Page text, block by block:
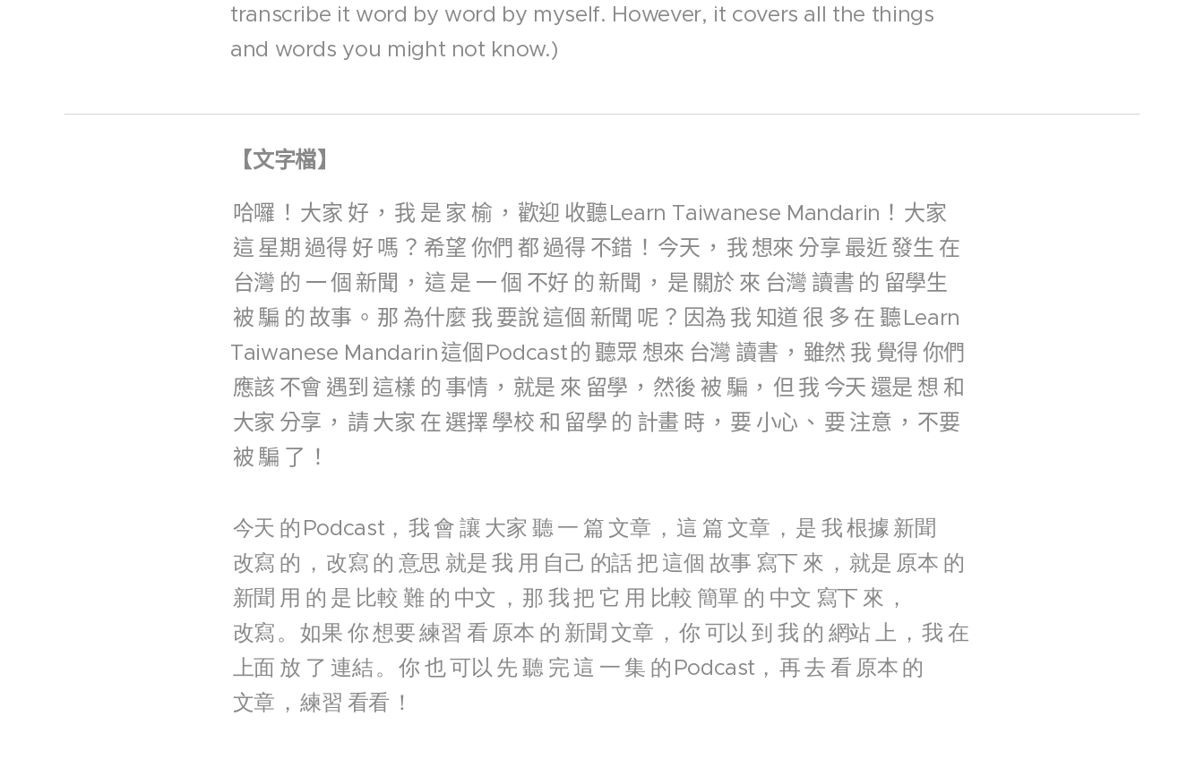
transcribe it word by word by myself. However, it covers all the things
and words you might not know.)
【文字檔】
哈囉 ！ 大家 好 ， 我 是 家 榆 ， 歡迎 收聽Learn Taiwanese Mandarin！ 大家
這 星期 過得 好 嗎 ？ 希望 你們 都 過得 不錯 ！ 今天 ， 我 想來 分享 最近發生 在
台灣 的 一個 新聞 ， 這 是 一個 不好 的 新聞 ， 是 關於 來 台灣 讀書 的 留學生
被 騙 的 故事 。 那 為什麼 我 要說 這個 新聞 呢 ？ 因為 我 知道 很 多 在 聽Learn
Taiwanese Mandarin這個 Podcast的 聽眾 想來 台灣 讀書 ， 雖然 我 覺得 你們
應該 不會 遇到 這樣 的 事情 ， 就是 來 留學 ， 然後 被 騙 ， 但我 今天 還是 想 和
大家 分享 ， 請 大家 在 選擇 學校 和 留學 的 計畫 時 ， 要 小心 、 要 注意 ， 不要
被 騙 了 ！
今天 的 Podcast， 我 會 讓 大家 聽 一 篇文章 ， 這 篇文章 ， 是 我根據新聞
改寫 的 ， 改寫 的 意思 就是 我 用 自己 的話 把 這個 故事 寫下 來 ， 就是 原本 的
新聞 用 的 是 比較 難 的 中文 ， 那 我把 它 用 比較 簡單 的 中文 寫下 來 ，
改寫。 如果 你想要練習 看 原本 的 新聞 文章 ， 你 可以 到 我 的 網站 上 ， 我 在
上面 放 了 連結。 你 也可以 先聽 完 這 一 集 的 Podcast， 再去 看 原本 的
文章 ， 練習 看看 ！